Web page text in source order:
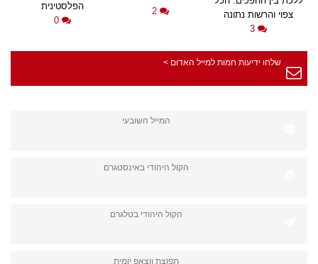
צפוי והרשות נתונה
3
2
הפלסטינית
0
שלחו ידיעות חמות למייל האדום >
המייל השובעי
הקול היהודי באינסטגרם
הקול היהודי בטלגרם
תפוצת ווצאפ יומית